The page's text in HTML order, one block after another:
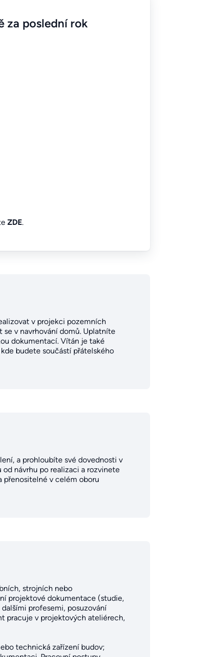
za poslední rok
ZDE.
v projekci pozemních
v navrhování domů. Uplatníte
dokumentací. Vítán je také
budete součástí přátelského
a prohloubíte své dovednosti v
návrhu po realizaci a rozvinete
přenositelné v celém oboru
strojních nebo
projektové dokumentace (studie,
profesemi, posuzování
pracuje v projektových ateliérech,
technická zařízení budov;